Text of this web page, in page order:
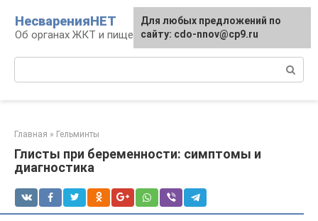
контенту
НесваренияНЕТ
Об органах ЖКТ и пищеварении
Главная » Гельминты
Глисты при беременности: симптомы и
диагностика
Для любых предложений по
сайту: cdo-nnov@cp9.ru